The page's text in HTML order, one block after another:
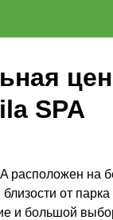
SPA
расположен на
от
и большой